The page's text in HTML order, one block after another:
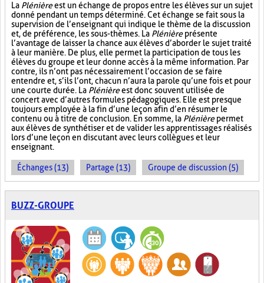
La Plénièreest un échange de propos entre les élèves sur un sujet
donné pendant un temps déterminé. Cet échange se fait sous la
supervision de l’enseignant qui indique le thème de la discussion
et, de préférence, les sous-thèmes. La Plénièreprésente
l’avantage de laisser la chance aux élèves d’aborder le sujet traité
à leur manière. De plus, elle permet la participation de tous les
élèves du groupe et leur donne accès à la même information. Par
contre, ils n’ont pas nécessairement l’occasion de se faire
entendre et, s’ils l’ont, chacun n’aura la parole qu’une fois et pour
une courte durée. La Plénièreest donc souvent utilisée de
concert avec d’autres formules pédagogiques. Elle est presque
toujours employée à la fin d’une leçon afin d’en résumer le
contenu ou à titre de conclusion. En somme, la Plénièrepermet
aux élèves de synthétiser et de valider les apprentissages réalisés
lors d’une leçon en discutant avec leurs collègues et leur
enseignant.
Échanges (13) Partage (13) Groupe de discussion (5)
BUZZ-GROUPE